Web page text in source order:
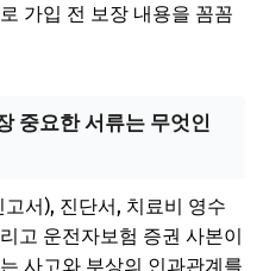
가입 전 보장 내용을 꼼꼼
중요한 서류는 무엇인
서), 진단서, 치료비 영수
고 운전자보험 증권 사본이
사고와 부상의 인과관계를